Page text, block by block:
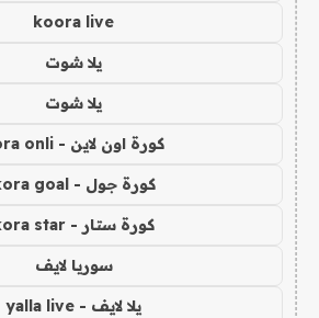
koora live
يلا شوت
يلا شوت
كورة اون لاين - kora onli
كورة جول - kora goal
كورة ستار - kora star
سوريا لايف
يلا لايف - yalla live